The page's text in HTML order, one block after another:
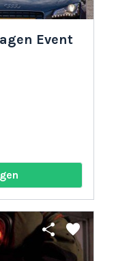
Event
share favorite